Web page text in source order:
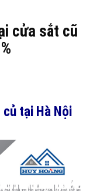
cửa sắt cũ
tại Hà Nội